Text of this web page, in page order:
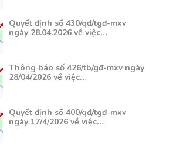
Quyết định số 430/qđ/tgđ-mxv
ngày 28.04.2026 về việc…
Thông báo số 426/tb/gđ-mxv ngày
28/04/2026 về việc…
Quyết định số 400/qđ/tgđ-mxv
ngày 17/4/2026 về việc…